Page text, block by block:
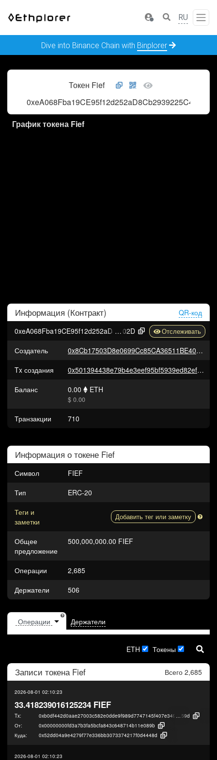
RU
Dive into Binance Chain with Binplorer
Токен Fief
0xeA068Fba19CE95f12d252aD8Cb2939225C4Ea02D
График токена Fief
Информация (Контракт)
QR-код
0xeA068Fba19CE95f12d252aD8Cb2939225C4Ea
02D
Создатель
0x8Cb17503D8e0699Cc85CA36511BE404A54b2ac66
Tx создания
0x501394438e79b4e3eef95bf5939ed82ef9fc2be662f7a1bc740e3d4ca028d3be
Баланс
0.00 ETH
$ 0.00
Транзакции 710
Информация о токене Fief
Символ
FIEF
Тип
ERC-20
Теги и
заметки
Добавить тег или заметку
Общее
предложение
500,000,000.00 FIEF
Операции
2,685
Держатели
506
Держатели
ETH Токены
Записи токена Fief Всего 2,685
2026-08-01 02:10:23
33.418239016125234 FIEF
Tx: 0xb0df442d0aae27003c582e0dde9f989d7747145f407e34980c429047cacd0
59d
От:
0x00000000fd3a7b3fa5bcfa843c648714b11e089b
Куда:
0x52dd04a9e4279f77e336bb3073374217f0d4448d
2026-08-01 02:10:23